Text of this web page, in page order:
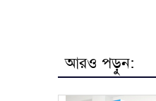
আরও পড়ুন: